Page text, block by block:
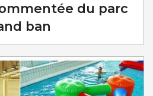
du parc
ban